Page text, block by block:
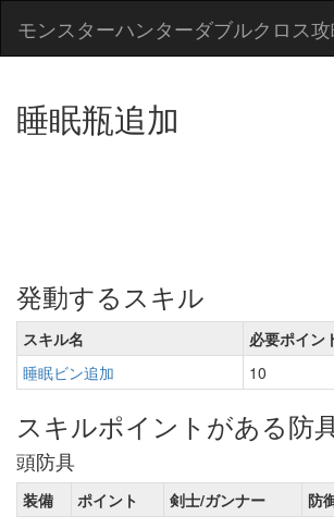
モンスターハンターダブルクロス
睡眠瓶追加
発動するスキル
スキル名
必要ポイン
睡眠ビン追加
10
スキルポイントがある防
頭防具
装備 ポイント 剣士/ガンナー 防